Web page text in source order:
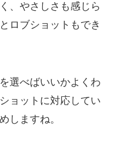
、 やさしさも感じら
ロブショットもでき
選べばいいかよくわ
ョットに対応してい
し ますね。